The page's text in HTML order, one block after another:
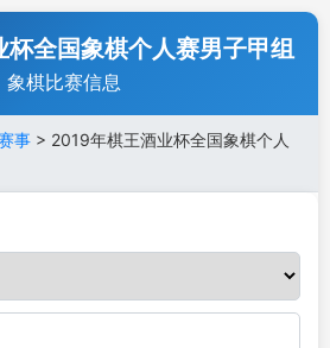
全国象棋个人赛男子甲组
象棋比赛信息
事 > 2019年棋王酒业杯全国象棋个人